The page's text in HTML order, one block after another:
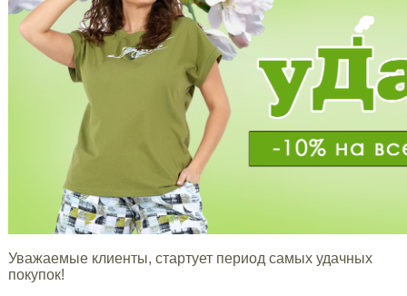
Уважаемые клиенты, стартует период самых удачных
покупок!